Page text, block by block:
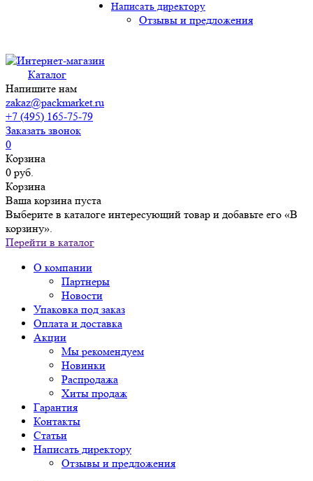
Написать директору
Отзывы и предложения
Каталог
Напишите нам
zakaz@packmarket.ru
+7 (495) 165-75-79
Заказать звонок
0
Корзина
0 руб.
Корзина
Ваша корзина пуста
Выберите в каталоге интересующий товар и добавьте его «В
корзину».
Перейти в каталог
О компании
Партнеры
Новости
Упаковка под заказ
Оплата и доставка
Акции
Мы рекомендуем
Новинки
Распродажа
Хиты продаж
Гарантия
Контакты
Статьи
Написать директору
Отзывы и предложения